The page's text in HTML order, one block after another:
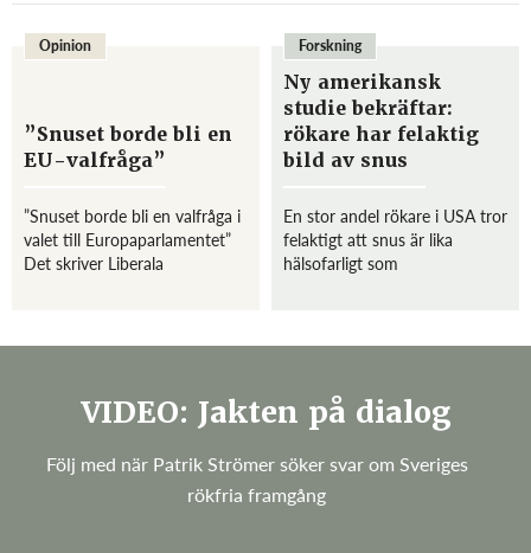
cigarettrökare.” Det skrive...
Opinion
”Snuset borde bli en
EU-valfråga”
”Snuset borde bli en valfråga i
valet till Europaparlamentet”
Det skriver Liberala
Forskning
Ny amerikansk
studie bekräftar:
rökare har felaktig
bild av snus
En stor andel rökare i USA tror
felaktigt att snus är lika
hälsofarligt som
VIDEO: Jakten på dialog
Följ med när Patrik Strömer söker svar om Sveriges
rökfria framgång